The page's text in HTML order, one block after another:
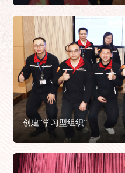
创建“学习型组织”